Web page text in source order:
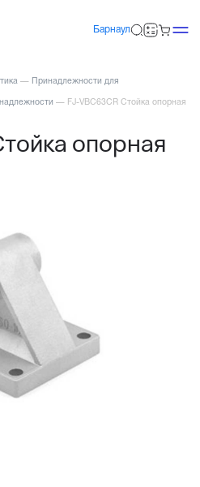
Барнаул
— Принадлежности для
— FJ-VBC63CR Стойка опорная
опорная